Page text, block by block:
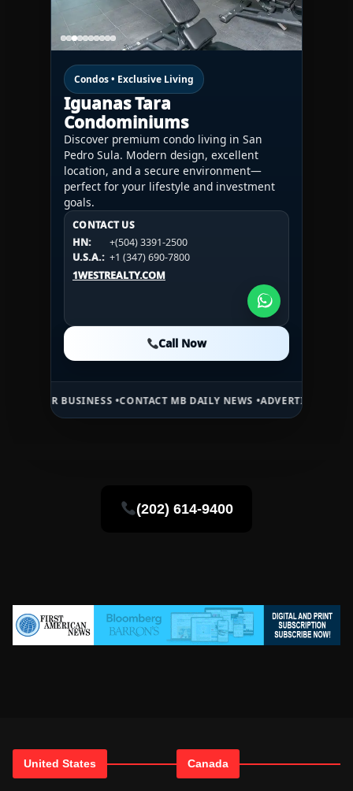
Condos • Exclusive Living
Iguanas Tara
Condominiums
Discover premium condo living in San
Pedro Sula. Modern design, excellent
location, and a secure environment—
perfect for your lifestyle and investment
goals.
CONTACT US
HN:
+(504) 3391-2500
U.S.A.: +1 (347) 690-7800
1WESTREALTY.COM
Call Now
CONTACT US
HN:
+(504) 3391-2500
U.S.A.:
+1 (984) 246-2100
1WESTREALTY.COM
CONTACT US
HN:
+(504) 3391-2500
U.S.A.: +1 (984) 246-2100
1WESTREALTY.COM
Call Now
BUSINESS •CONTACT MB DAILY NEWS •ADVERTISE HERE •PREMIUM
(202) 614-9400
United States Canada